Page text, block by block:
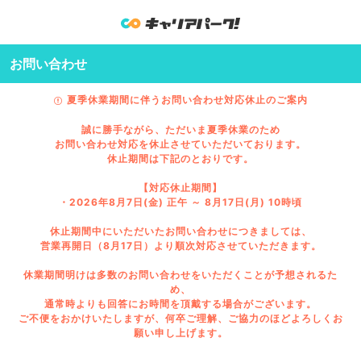
お問い合わせ
夏季休業期間に伴うお問い合わせ対応休止のご案内
誠に勝手ながら、ただいま夏季休業のため
お問い合わせ対応を休止させていただいております。
休止期間は下記のとおりです。
【対応休止期間】
・2026年8月7日(金) 正午 ～ 8月17日(月) 10時頃
休止期間中にいただいたお問い合わせにつきましては、
営業再開日（8月17日）より順次対応させていただきます。
休業期間明けは多数のお問い合わせをいただくことが予想されるた
め、
通常時よりも回答にお時間を頂戴する場合がございます。
ご不便をおかけいたしますが、何卒ご理解、ご協力のほどよろしくお
願い申し上げます。